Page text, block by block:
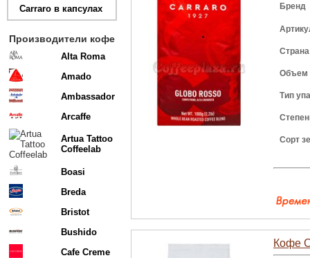
Carraro в капсулах
Производители кофе
Alta Roma
Amado
Ambassador
Arcaffe
Artua Tattoo
Coffeelab
Boasi
Breda
Bristot
Bushido
Cafe Creme
Бренд
Объем
Тип
Сорт
Кофе